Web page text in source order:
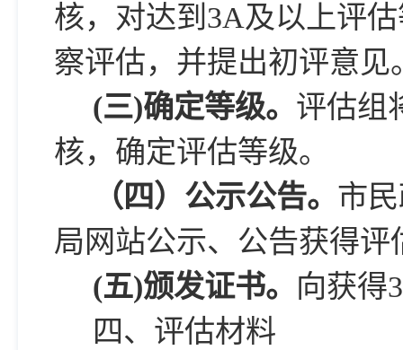
核，对达到3A及以上评
察评估，并提出初评意见
(三)确定等级。 评估组
核，确定评估等级。
（四）公示公告。 市
局网站公示、公告获得
(五)颁发证书。 向获得
四、评估材料